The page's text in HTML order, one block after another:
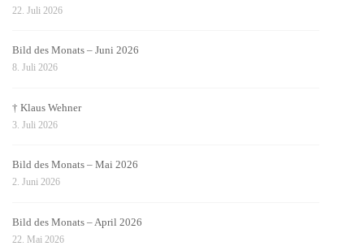
22. Juli 2026
Bild des Monats – Juni 2026
8. Juli 2026
† Klaus Wehner
3. Juli 2026
Bild des Monats – Mai 2026
2. Juni 2026
Bild des Monats – April 2026
22. Mai 2026